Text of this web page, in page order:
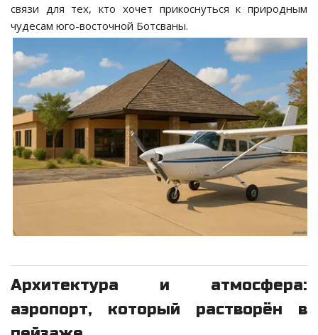
связи для тех, кто хочет прикоснуться к природным
чудесам юго-восточной Ботсваны.
Архитектура и атмосфера:
аэропорт, который растворён в